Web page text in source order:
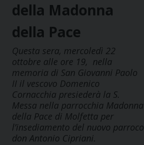
della Madonna
della Pace
Questa sera, mercoledì 22
ottobre alle ore 19, nella
memoria di San Giovanni Paolo
II il vescovo Domenico
Cornacchia presiederà la S.
Messa nella parrocchia Madonna
della Pace di Molfetta per
l’insediamento del nuovo parroco
don Antonio Cipriani.